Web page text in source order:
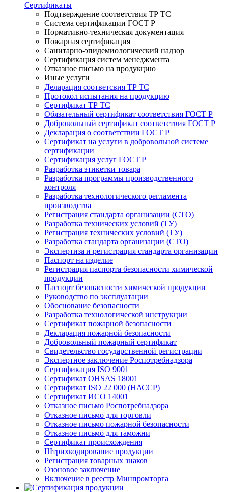
Сертификаты
Подтверждение соответствия ТР ТС
Система сертификации ГОСТ Р
Нормативно-техническая документация
Пожарная сертификация
Санитарно-эпидемиологический надзор
Сертификация систем менеджмента
Отказное письмо на продукцию
Иные услуги
Деларация соответсвия ТР ТС
Протокол испытания на продукцию
Сертификат ТР ТС
Обязательный сертификат соответствия ГОСТ Р
Добровольный сертификат соответствия ГОСТ Р
Декларация о соответствии ГОСТ Р
Сертификат на услуги в добровольной системе
сертификации
Сертификация услуг ГОСТ Р
Разработка этикетки товара
Разработка программы производственного
контроля
Разработка технологического регламента
производства
Регистрация стандарта организации (СТО)
Разработка технических условий (ТУ)
Регистрация технических условий (ТУ)
Разработка стандарта организации (СТО)
Экспертиза и регистрация стандарта организации
Паспорт на изделие
Регистрация паспорта безопасности химической
продукции
Паспорт безопасности химической продукции
Руководство по эксплуатации
Обоснование безопасности
Разработка технологической инструкции
Сертификат пожарной безопасности
Декларация пожарной безопасности
Добровольный пожарный сертификат
Свидетельство государственной регистрации
Экспертное заключение Роспотребнадзора
Сертификация ISO 9001
Сертификат OHSAS 18001
Сертификат ISO 22 000 (НАССР)
Сертификат ИСО 14001
Отказное письмо Роспотребнадзора
Отказное письмо для торговли
Отказное письмо пожарной безопасности
Отказное письмо для таможни
Сертификат происхождения
Штрихкодирование продукции
Регистрация товарных знаков
Озоновое заключение
Включение в реестр Минпромторга